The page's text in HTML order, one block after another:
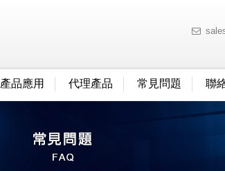
產品應用 代理產品 常見問題 聯